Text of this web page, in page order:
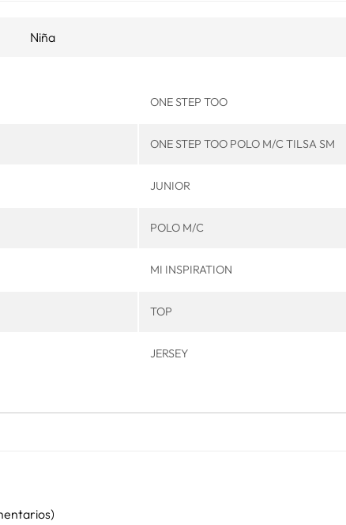
Niña
ONE STEP TOO
ONE STEP TOO POLO M/C TILSA SM
JUNIOR
POLO M/C
MI INSPIRATION
TOP
JERSEY